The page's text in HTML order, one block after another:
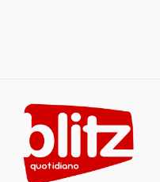
content